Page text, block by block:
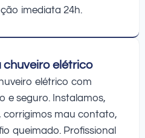
imediata 24h.
chuveiro elétrico
elétrico com
e seguro. Instalamos,
corrigimos mau contato,
queimado. Profissional